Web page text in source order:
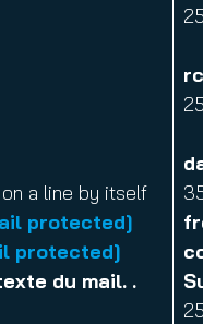
a line by itself
protected]
protected]
du mail. .